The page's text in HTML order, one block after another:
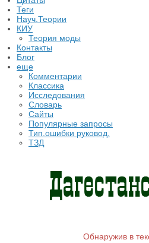
Теги
Науч.Теории
КИУ
Теория моды
Контакты
Блог
еще
Комментарии
Классика
Исследования
Словарь
Сайты
Популярные запросы
Тип.ошибки руковод.
ТЗД
Обнаружив в